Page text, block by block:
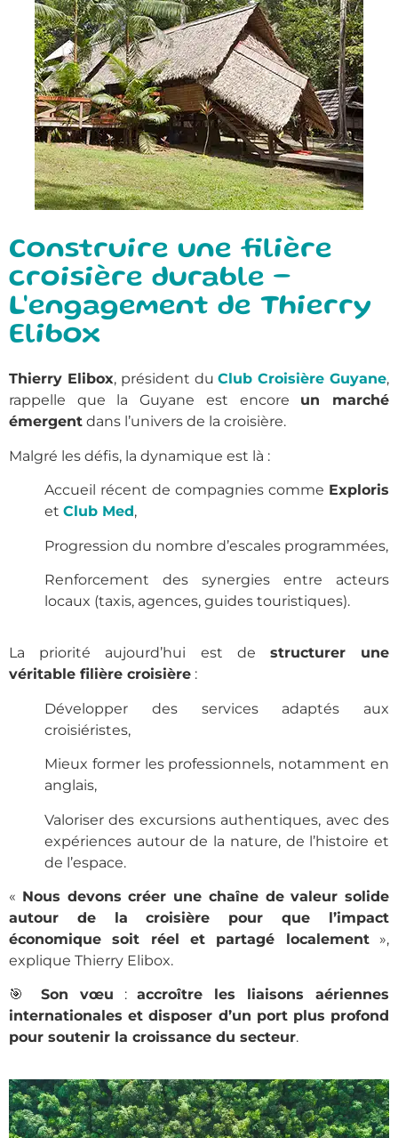
Construire une filière
croisière durable –
L'engagement de Thierry
Elibox
Thierry Elibox, président duClub Croisière Guyane,
rappelle que la Guyane est encore un marché
émergent dans l’univers de la croisière.
Malgré les défis, la dynamique est là :
Accueil récent de compagnies comme Exploris
et Club Med,
Progression du nombre d’escales programmées,
Renforcement des synergies entre acteurs
locaux (taxis, agences, guides touristiques).
La priorité aujourd’hui est de structurer une
véritable filière croisière :
Développer des services adaptés aux
croisiéristes,
Mieux former les professionnels, notamment en
anglais,
Valoriser des excursions authentiques, avec des
expériences autour de la nature, de l’histoire et
de l’espace.
« Nous devons créer une chaîne de valeur solide
autour de la croisière pour que l’impact
économique soit réel et partagé localement»,
explique Thierry Elibox.
🎯 Son vœu :accroître les liaisons aériennes
internationales et disposer d’un port plus profond
pour soutenir la croissance du secteur.